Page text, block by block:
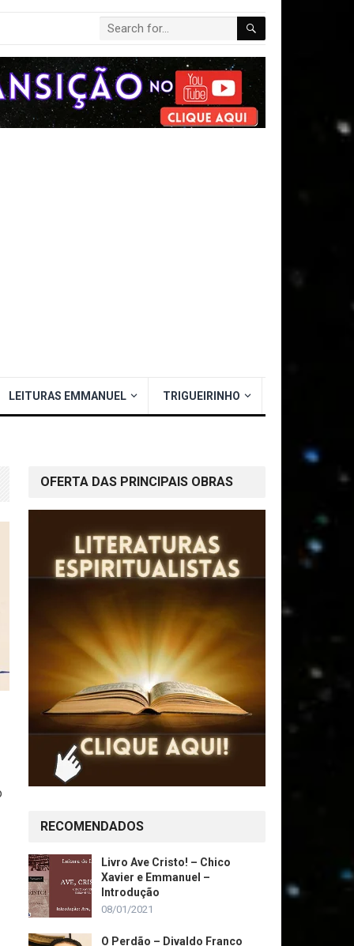
LEITURAS EMMANUEL TRIGUEIRINHO
OFERTA DAS PRINCIPAIS OBRAS
RECOMENDADOS
Livro Ave Cristo! – Chico
Xavier e Emmanuel –
Introdução
08/01/2021
O Perdão – Divaldo Franco